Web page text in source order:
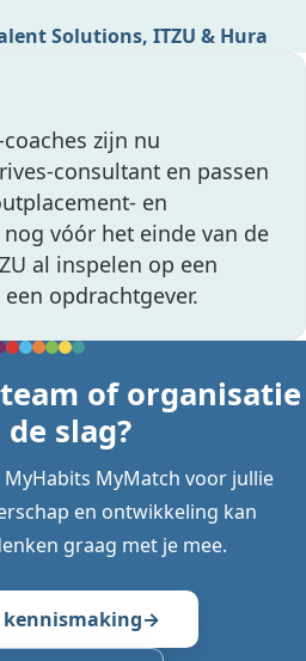
Solutions, ITZU & Hura
zijn nu
consultant en passen
en
vóór het einde van de
al inspelen op een
opdrachtgever.
of organisatie
de slag?
MyMatch voor jullie
en ontwikkeling kan
graag met je mee.
kennismaking